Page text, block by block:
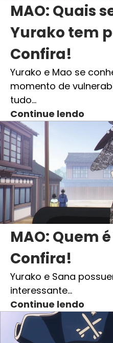
MAO: Quais
Yurako tem
Confira!
Yurako e Mao se
momento de
tudo…
Continue lendo
MAO: Quem
Confira!
Yurako e Sana
interessante…
Continue lendo